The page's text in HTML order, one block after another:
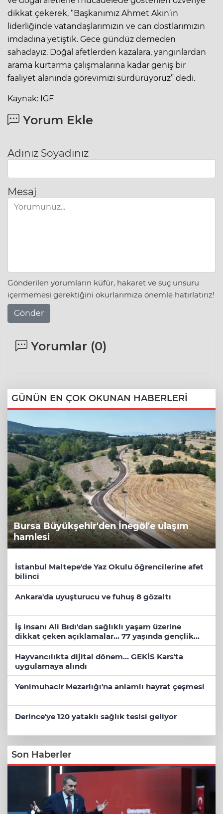
dikkat çekerek, “Başkanımız Ahmet Akın’ın
liderliğinde vatandaşlarımızın ve can dostlarımızın
imdadına yetiştik. Gece gündüz demeden
sahadayız. Doğal afetlerden kazalara, yangınlardan
arama kurtarma çalışmalarına kadar geniş bir
faaliyet alanında görevimizi sürdürüyoruz” dedi.
Kaynak: IGF
Yorum Ekle
Adınız Soyadınız
Mesaj
Gönderilen yorumların küfür, hakaret ve suç unsuru
içermemesi gerektiğini okurlarımıza önemle hatırlatırız!
Gönder
Yorumlar (0)
GÜNÜN EN ÇOK OKUNAN HABERLERİ
Bursa Büyükşehir'den İnegöl'e ulaşım
hamlesi
İstanbul Maltepe'de Yaz Okulu öğrencilerine afet
bilinci
Ankara'da uyuşturucu ve fuhuş 8 gözaltı
İş insanı Ali Bıdı'dan sağlıklı yaşam üzerine
dikkat çeken açıklamalar... 77 yaşında gençlik
mucizesi
Hayvancılıkta dijital dönem... GEKİS Kars'ta
uygulamaya alındı
Yenimuhacir Mezarlığı'na anlamlı hayrat çeşmesi
Derince'ye 120 yataklı sağlık tesisi geliyor
Son Haberler